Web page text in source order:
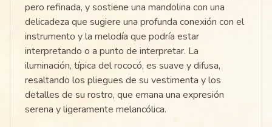
pero refinada, y sostiene una mandolina con una
delicadeza que sugiere una profunda conexión con el
instrumento y la melodía que podría estar
interpretando o a punto de interpretar. La
iluminación, típica del rococó, es suave y difusa,
resaltando los pliegues de su vestimenta y los
detalles de su rostro, que emana una expresión
serena y ligeramente melancólica.